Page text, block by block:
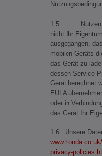
1.5 Nutzen Sie
nicht Ihr
ausgegangen,
mobilen Geräts
das Gerät zu
dessen Service-
Gerät berechnet
EULA
oder in
das Gerät Ihr
1.6 Unsere
privacy-